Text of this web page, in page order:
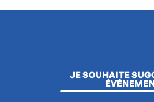
Kous Kouss en partage - Saint-
Course Algernon
JE SOUHAITE